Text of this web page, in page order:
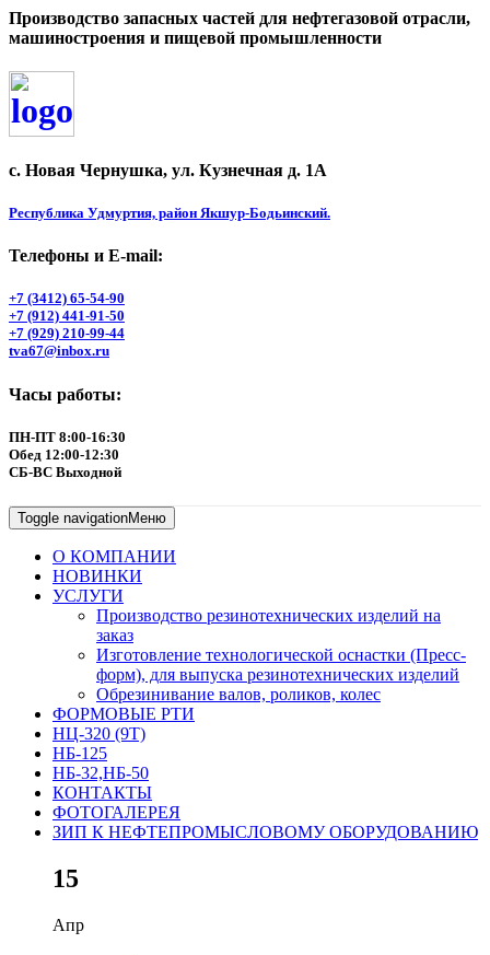
Производство запасных частей для нефтегазовой отрасли,
машиностроения и пищевой промышленности
с. Новая Чернушка, ул. Кузнечная д. 1А
Республика Удмуртия, район Якшур-Бодьинский.
Телефоны и Е-mail:
+7 (3412) 65-54-90
+7 (912) 441-91-50
+7 (929) 210-99-44
tva67@inbox.ru
Часы работы:
ПН-ПТ 8:00-16:30
Обед 12:00-12:30
СБ-ВС Выходной
Toggle navigationМеню
О КОМПАНИИ
НОВИНКИ
УСЛУГИ
Производство резинотехнических изделий на
заказ
Изготовление технологической оснастки (Пресс-
форм), для выпуска резинотехнических изделий
Обрезинивание валов, роликов, колес
ФОРМОВЫЕ РТИ
НЦ-320 (9Т)
НБ-125
НБ-32,НБ-50
КОНТАКТЫ
ФОТОГАЛЕРЕЯ
ЗИП К НЕФТЕПРОМЫСЛОВОМУ ОБОРУДОВАНИЮ
15
Апр